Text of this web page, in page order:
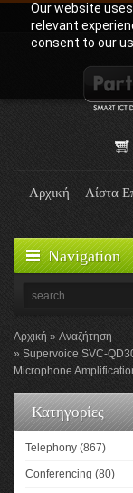
Our website
relevant
consent to our
Αρχική Λίστα
Navigation
Αρχική
Αναζήτηση
Supervoice SVC-
Microphone
Κατηγορίες
Telephony (867)
Conferencing (80)